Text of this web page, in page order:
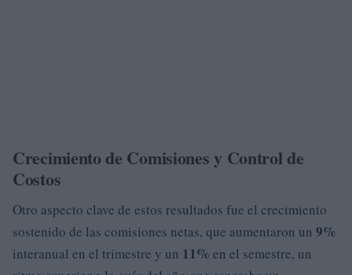
Crecimiento de Comisiones y Control de
Costos
Otro aspecto clave de estos resultados fue el crecimiento
sostenido de las comisiones netas, que aumentaron un 9%
interanual en el trimestre y un 11% en el semestre, un